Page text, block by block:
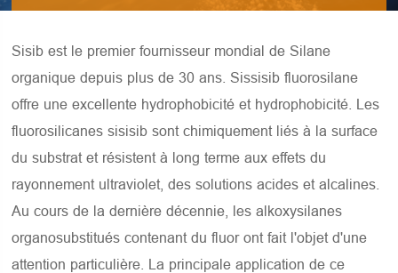
Sisib est le premier fournisseur mondial de Silane
organique depuis plus de 30 ans. Sissisib fluorosilane
offre une excellente hydrophobicité et hydrophobicité. Les
fluorosilicanes sisisib sont chimiquement liés à la surface
du substrat et résistent à long terme aux effets du
rayonnement ultraviolet, des solutions acides et alcalines.
Au cours de la dernière décennie, les alkoxysilanes
organosubstitués contenant du fluor ont fait l'objet d'une
attention particulière. La principale application de ce